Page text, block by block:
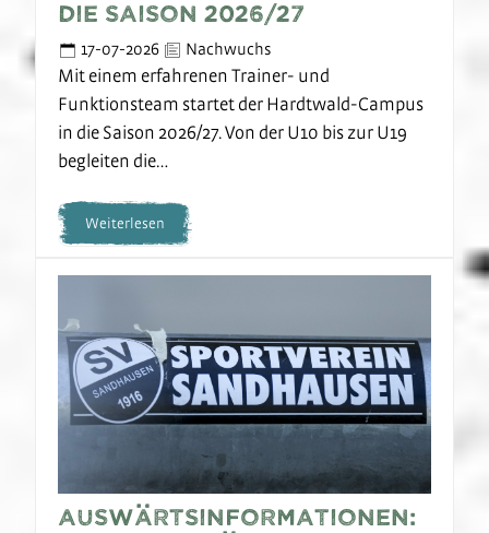
die Saison 2026/27
17-07-2026 Nachwuchs
Mit einem erfahrenen Trainer- und
Funktionsteam startet der Hardtwald-Campus
in die Saison 2026/27. Von der U10 bis zur U19
begleiten die…
Weiterlesen
Auswärtsinformationen: